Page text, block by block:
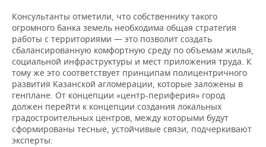
Консультанты отметили, что собственнику такого
огромного банка земель необходима общая стратегия
работы с территориями — это позволит создать
сбалансированную комфортную среду по объемам жилья,
социальной инфраструктуры и мест приложения труда. К
тому же это соответствует принципам полицентричного
развития Казанской агломерации, которые заложены в
генплане. От концепции «центр-периферия» город
должен перейти к концепции создания локальных
градостроительных центров, между которыми будут
сформированы тесные, устойчивые связи, подчеркивают
эксперты: